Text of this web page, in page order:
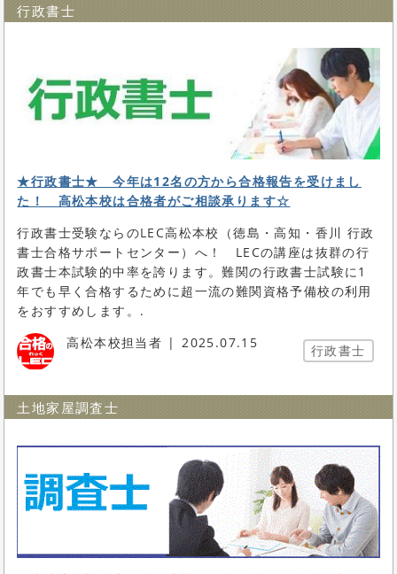
行政書士
★行政書士★ 今年は12名の方から合格報告を受けまし
た！ 高松本校は合格者がご相談承ります☆
行政書士受験ならのLEC高松本校（徳島・高知・香川 行政
書士合格サポートセンター）へ！ LECの講座は抜群の行
政書士本試験的中率を誇ります。難関の行政書士試験に1
年でも早く合格するために超一流の難関資格予備校の利用
をおすすめします。.
高松本校担当者
2025.07.15 行政書士
土地家屋調査士